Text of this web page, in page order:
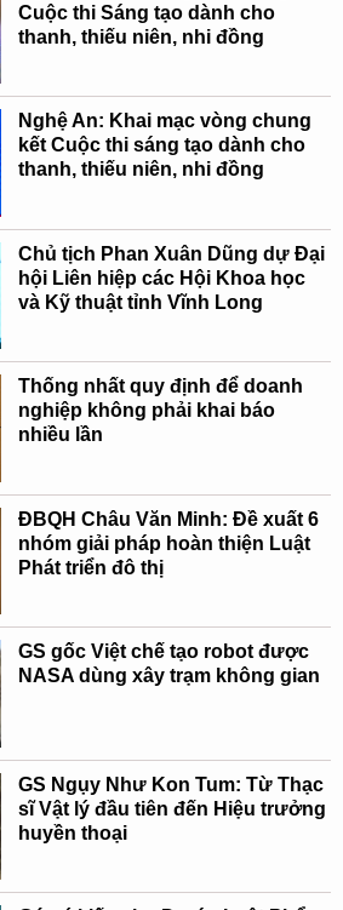
Cuộc thi Sáng tạo dành cho
thanh, thiếu niên, nhi đồng
Nghệ An: Khai mạc vòng chung
kết Cuộc thi sáng tạo dành cho
thanh, thiếu niên, nhi đồng
Chủ tịch Phan Xuân Dũng dự Đại
hội Liên hiệp các Hội Khoa học
và Kỹ thuật tỉnh Vĩnh Long
Thống nhất quy định để doanh
nghiệp không phải khai báo
nhiều lần
ĐBQH Châu Văn Minh: Đề xuất 6
nhóm giải pháp hoàn thiện Luật
Phát triển đô thị
GS gốc Việt chế tạo robot được
NASA dùng xây trạm không gian
GS Ngụy Như Kon Tum: Từ Thạc
sĩ Vật lý đầu tiên đến Hiệu trưởng
huyền thoại